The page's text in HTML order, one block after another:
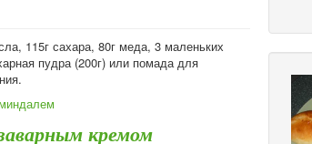
115г сахара, 80г меда, 3 маленьких
пудра (200г) или помада для
кремом